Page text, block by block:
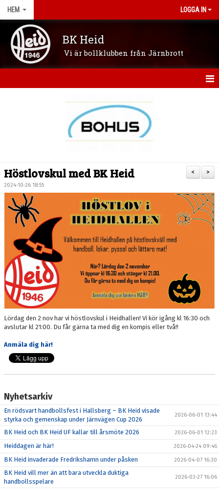
HEM LOGGA IN
BK Heid
Vi är bollklubben från Järnbrott
KONTAKT
KALENDER
DOKUMENT
NYFIKEN PÅ HANDBOLL
HEID CUPEN
STÖTTA BK HEID - BLI MEDLEM!
HANDBOLLSGYMNASIUM
DIGITALT MATCHPROGRAM
>
<
Höstlovskul med BK Heid
2024-10-26 18:55
Lördag den 2 nov har vi höstlovskul i Heidhallen! Vi kör igång kl 16:30 och
avslutar kl 21:00. Du får gärna ta med dig en kompis eller två!!
Anmäla dig här!
Nyhetsarkiv
En rödsvart handbollsfest i Hallsberg – BK Heid visade
styrka och gemenskap under Järnvägen Cup 2026
2026-06-01 13:44
BK Heid och BK Heid UF kallar till årsmöte 2026 2026-06-01 12:23
Heiddagen är här! 2026-04-24 09:46
BK Heid invaderade Fredrikshamn under påsken 2026-04-07 16:30
BK Heid vill mer än att bara utveckla duktiga
handbollsspelare
2026-03-27 16:06